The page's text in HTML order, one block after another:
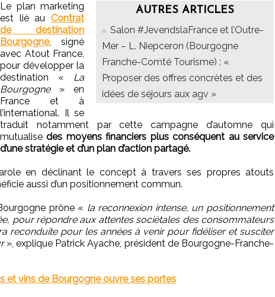
AUTRES ARTICLES
Salon #JevendslaFrance et l’Outre-
Mer – L. Niepceron (Bourgogne
Franche-Comté Tourisme) : «
Proposer des offres concrètes et des
idées de séjours aux agv »
Le plan marketing
est lié au Contrat
de destination
Bourgogne, signé
avec Atout France,
pour développer la
destination « La
Bourgogne» en
France et à
l’international. Il se
traduit notamment par cette campagne d’automne qui
mutualisedes moyens financiers plus conséquent au service
d’une stratégie et d’un plan d’action partagé.
en déclinant le concept à travers ses propres atouts
aussi d’un positionnement commun.
prône « la reconnexion intense, un positionnement
pour répondre aux attentes sociétales des consommateurs
reconduite pour les années à venir pour fidéliser et susciter
», explique Patrick Ayache, président de Bourgogne-Franche-
et vins de Bourgogne ouvre ses portes